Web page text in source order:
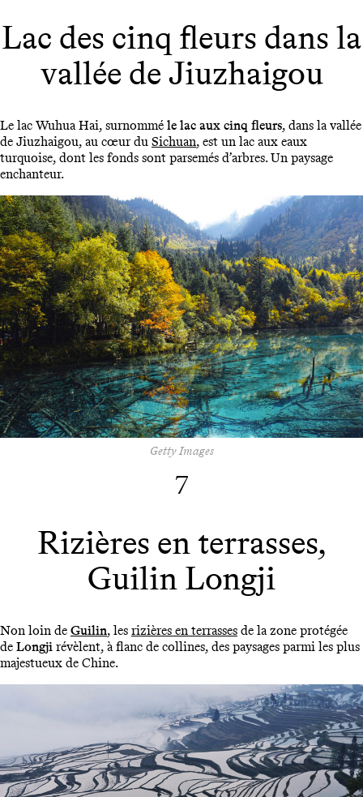
Lac des cinq fleurs dans la
vallée de Jiuzhaigou
Le lac Wuhua Hai, surnommé le lac aux cinq fleurs, dans la vallée
de Jiuzhaigou, au cœur du Sichuan, est un lac aux eaux
turquoise, dont les fonds sont parsemés d’arbres. Un paysage
enchanteur.
Getty Images
7
Rizières en terrasses,
Guilin Longji
Non loin de Guilin, les rizières en terrasses de la zone protégée
de Longji révèlent, à flanc de collines, des paysages parmi les plus
majestueux de Chine.